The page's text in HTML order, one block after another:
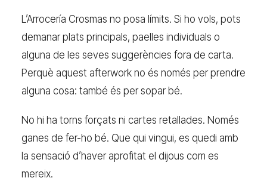
L’Arrocería Crosmas no posa límits. Si ho vols, pots
demanar plats principals, paelles individuals o
alguna de les seves suggerències fora de carta.
Perquè aquest afterwork no és només per prendre
alguna cosa: també és per sopar bé.
No hi ha torns forçats ni cartes retallades. Només
ganes de fer-ho bé. Que qui vingui, es quedi amb
la sensació d’haver aprofitat el dijous com es
mereix.